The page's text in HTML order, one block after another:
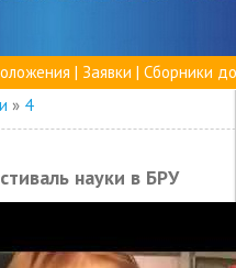
| Заявки | Сборники
» 4
науки в БРУ